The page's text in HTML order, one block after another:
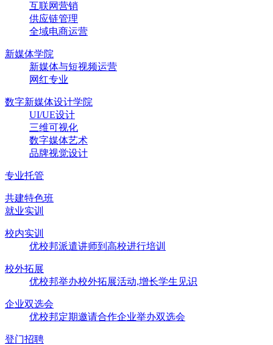
互联网营销
供应链管理
全域电商运营
新媒体学院
新媒体与短视频运营
网红专业
数字新媒体设计学院
UI/UE设计
三维可视化
数字媒体艺术
品牌视觉设计
专业托管
共建特色班
就业实训
校内实训
优校邦派遣讲师到高校进行培训
校外拓展
优校邦举办校外拓展活动,增长学生见识
企业双选会
优校邦定期邀请合作企业举办双选会
登门招聘